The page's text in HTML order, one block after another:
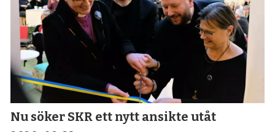
Nu söker SKR ett nytt ansikte utåt